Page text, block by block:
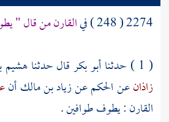
2274 ( 248 ) في
القارن من قال "
( 1 ) حدثنا
أبو بكرقال حدثناهشيم
زاذانعنالحكمعنزياد بن مالكأن
القارن : يطوف طوافين .